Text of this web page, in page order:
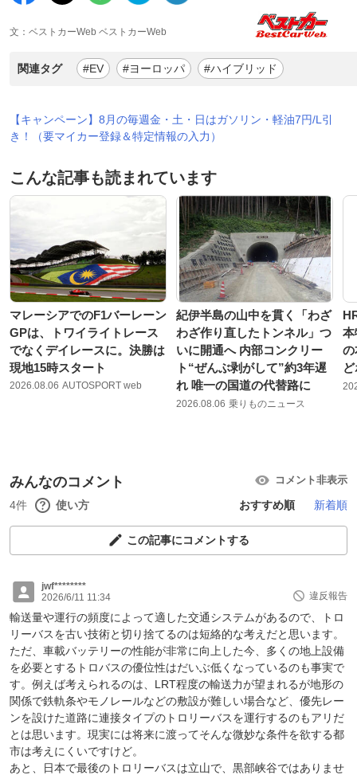
文：ベストカーWeb ベストカーWeb
関連タグ #EV #ヨーロッパ #ハイブリッド
【キャンペーン】8月の毎週金・土・日はガソリン・軽油7円/L引
き！（要マイカー登録＆特定情報の入力）
こんな記事も読まれています
マレーシアでのF1バーレーン
GPは、トワイライトレース
でなくデイレースに。決勝は
現地15時スタート
2026.08.06 AUTOSPORT web
紀伊半島の山中を貫く「わざ
わざ作り直したトンネル」つ
いに開通へ 内部コンクリー
ト“ぜんぶ剥がして”約3年遅
れ 唯一の国道の代替路に
2026.08.06 乗りものニュース
本
の
みんなのコメント コメント非表示
4件 使い方 おすすめ順 新着順
この記事にコメントする
jwf********
2026/6/11 11:34
違反報告
輸送量や運行の頻度によって適した交通システムがあるので、トロ
リーバスを古い技術と切り捨てるのは短絡的な考えだと思います。
ただ、車載バッテリーの性能が非常に向上した今、多くの地上設備
を必要とするトロバスの優位性はだいぶ低くなっているのも事実で
す。例えば考えられるのは、LRT程度の輸送力が望まれるが地形の
関係で鉄軌条やモノレールなどの敷設が難しい場合など、優先レー
ンを設けた道路に連接タイプのトロリーバスを運行するのもアリだ
とは思います。現実には将来に渡ってそんな微妙な条件を欲する都
市は考えにくいですけど。
あと、日本で最後のトロリーバスは立山で、黒部峡谷ではありませ